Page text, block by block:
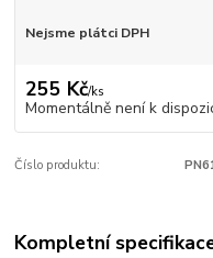
Nejsme plátci DPH
255 Kč/ks
Momentálně není k
Číslo produktu:
Kompletní